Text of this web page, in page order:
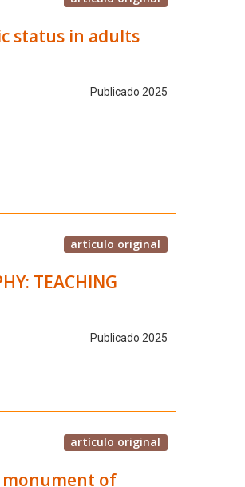
status in adults
Publicado 2025
artículo original
TEACHING
Publicado 2025
artículo original
of